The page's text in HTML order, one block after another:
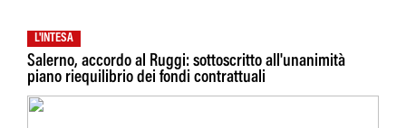
L'INTESA
Salerno, accordo al Ruggi: sottoscritto all'unanimità
piano riequilibrio dei fondi contrattuali